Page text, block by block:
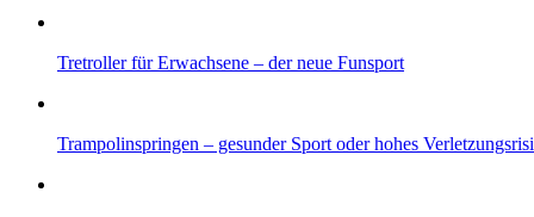
Tretroller für Erwachsene – der neue Funsport
Trampolinspringen – gesunder Sport oder hohes